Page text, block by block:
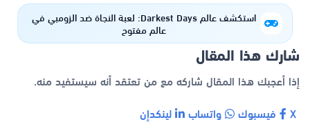
استكشف عالم Darkest Days: لعبة النجاة ضد الزومبي في
عالم مفتوح
شارك هذا المقال
إذا أعجبك هذا المقال شاركه مع من تعتقد أنه سيستفيد منه.
فيسبوك واتساب لينكدإن